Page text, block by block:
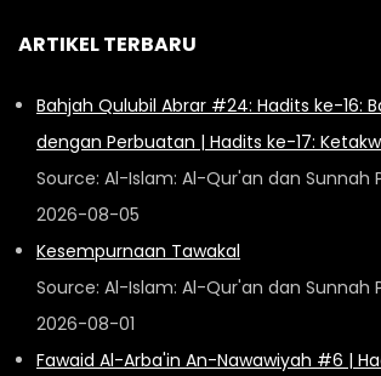
ARTIKEL TERBARU
Bahjah Qulubil Abrar #24: Hadits ke-16:
dengan Perbuatan | Hadits ke-17:
Source: Al-Islam: Al-Qur'an dan Sunnah
2026-08-05
Kesempurnaan Tawakal
Source: Al-Islam: Al-Qur'an dan Sunnah
2026-08-01
Fawaid Al-Arba'in An-Nawawiyah #6 |